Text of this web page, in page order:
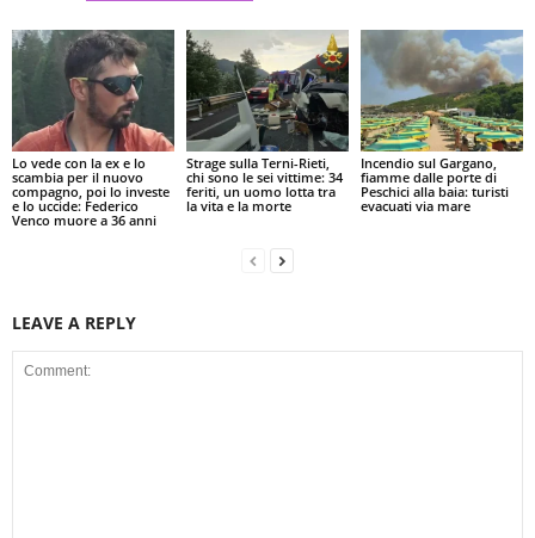
Lo vede con la ex e lo
scambia per il nuovo
compagno, poi lo investe
e lo uccide: Federico
Venco muore a 36 anni
Strage sulla Terni-Rieti,
chi sono le sei vittime: 34
feriti, un uomo lotta tra
la vita e la morte
Incendio sul Gargano,
fiamme dalle porte di
Peschici alla baia: turisti
evacuati via mare
LEAVE A REPLY